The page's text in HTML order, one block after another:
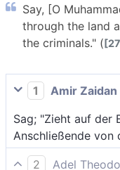
Say, [O
through the land
the criminals." (
1
Amir Zaidan
Sag; "Zieht auf der
Anschließende von
2 Adel